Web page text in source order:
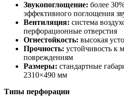
Звукопоглощение: более
эффективного поглощения
Вентиляция: система
перфорационные отверстия
Огнестойкость: высокая
Прочность: устойчивость к
повреждениям
Размеры: стандартные
2310×490 мм
Типы перфорации